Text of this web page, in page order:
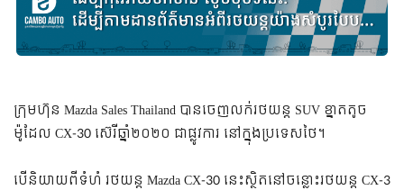
ក្រុមហ៊ុន Mazda Sales Thailand បានចេញលក់រថយន្ត SUV ខ្នាតតូច
ម៉ូដែល CX-30 ស៊េរីឆ្នាំ២០២០ ជាផ្លូវការ នៅក្នុងប្រទេសថៃ។
បើនិយាយពីទំហំ រថយន្ត Mazda CX-30 នេះស្ថិតនៅចន្លោះរថយន្ត CX-3